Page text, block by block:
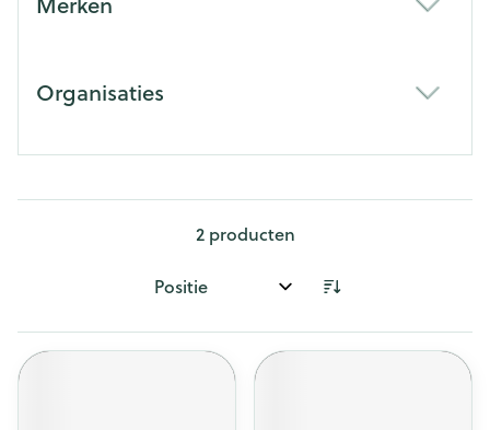
Organisaties
2producten
Sorteer op: